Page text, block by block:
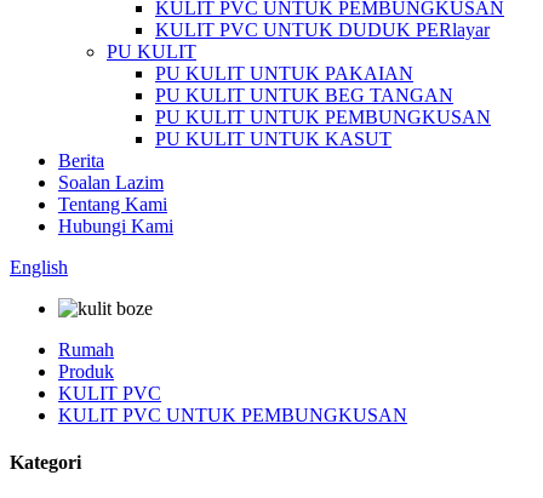
KULIT PVC UNTUK PEMBUNGKUSAN
KULIT PVC UNTUK DUDUK PERlayar
PU KULIT
PU KULIT UNTUK PAKAIAN
PU KULIT UNTUK BEG TANGAN
PU KULIT UNTUK PEMBUNGKUSAN
PU KULIT UNTUK KASUT
Berita
Soalan Lazim
Tentang Kami
Hubungi Kami
English
Rumah
Produk
KULIT PVC
KULIT PVC UNTUK PEMBUNGKUSAN
Kategori